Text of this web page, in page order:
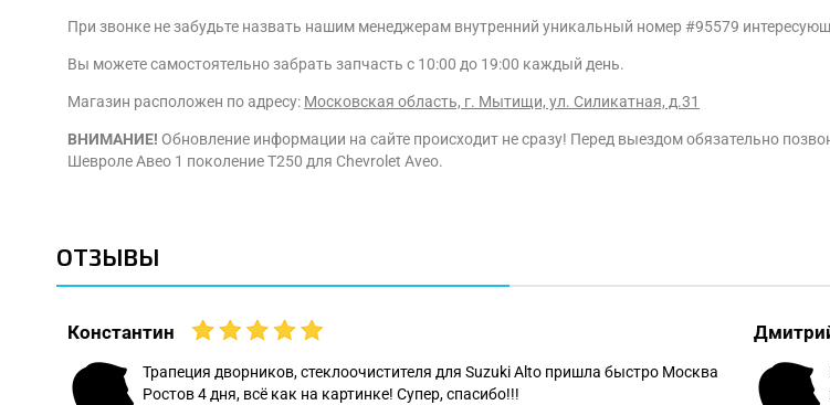
При звонке не забудьте назвать нашим менеджерам внутренний уникальный номер #95579
Вы можете самостоятельно забрать запчасть с 10:00 до 19:00 каждый день.
Магазин расположен по адресу: Московская область, г. Мытищи, ул. Силикатная, д.31
ВНИМАНИЕ! Обновление информации на сайте происходит не сразу! Перед выездом обязательно
Шевроле Авео 1 поколение T250 для Chevrolet Aveo.
ОТЗЫВЫ
Константин
Трапеция дворников, стеклоочистителя для Suzuki Alto пришла быстро Москва
Ростов 4 дня, всё как на картинке! Супер, спасибо!!!